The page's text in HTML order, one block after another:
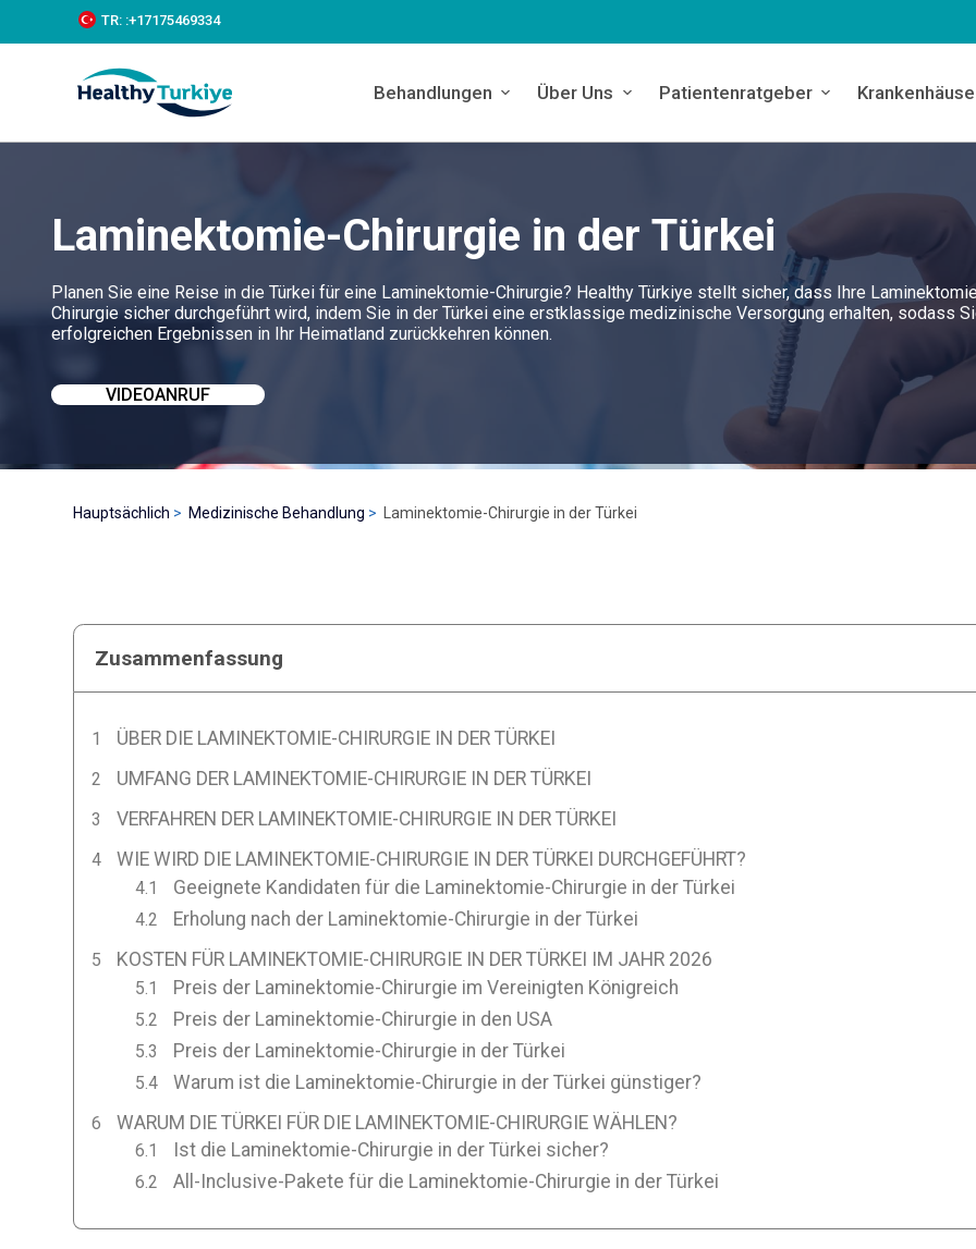
k
c
TR: :+‪17175469334‬
Behandlungen Über Uns Patientenratgeber
Laminektomie-Chirurgie in der Türkei
Planen Sie eine Reise in die Türkei für eine Laminektomie-Chirurgie? Healthy Türkiye stellt sicher, dass Ihre
Chirurgie sicher durchgeführt wird, indem Sie in der Türkei eine erstklassige medizinische Versorgung erhalten, sodass
erfolgreichen Ergebnissen in Ihr Heimatland zurückkehren können.
VIDEOANRUF
Hauptsächlich Medizinische Behandlung Laminektomie-Chirurgie in der Türkei
Zusammenfassung
ÜBER DIE LAMINEKTOMIE-CHIRURGIE IN DER TÜRKEI
UMFANG DER LAMINEKTOMIE-CHIRURGIE IN DER TÜRKEI
VERFAHREN DER LAMINEKTOMIE-CHIRURGIE IN DER TÜRKEI
WIE WIRD DIE LAMINEKTOMIE-CHIRURGIE IN DER TÜRKEI DURCHGEFÜHRT?
Geeignete Kandidaten für die Laminektomie-Chirurgie in der Türkei
Erholung nach der Laminektomie-Chirurgie in der Türkei
KOSTEN FÜR LAMINEKTOMIE-CHIRURGIE IN DER TÜRKEI IM JAHR 2026
Preis der Laminektomie-Chirurgie im Vereinigten Königreich
Preis der Laminektomie-Chirurgie in den USA
Preis der Laminektomie-Chirurgie in der Türkei
Warum ist die Laminektomie-Chirurgie in der Türkei günstiger?
WARUM DIE TÜRKEI FÜR DIE LAMINEKTOMIE-CHIRURGIE WÄHLEN?
Ist die Laminektomie-Chirurgie in der Türkei sicher?
All-Inclusive-Pakete für die Laminektomie-Chirurgie in der Türkei